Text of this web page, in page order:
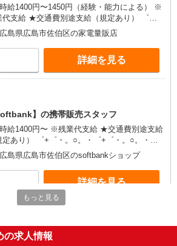
時給1400円〜1450円（経験・能力による） ※
支給 ★交通費別途支給（規定あり） ゜
。○。・゜+゜・。○。・゜+゜ 入社祝い金10
定有) お友達を紹介頂くと, インセンテ
有) ★月2回払い・週払い可能（規程
★ ゜・。○。・゜+゜・。○。・゜+゜
広島県広島市佐伯区の家電量販店
詳細を見る
】の携帯販売スタッフ
時給1400円〜 ※残業代支給 ★交通費別途支給
゜+゜・。○。・゜+゜・。○。・゜
社祝い金10万円支給(規定有) お友達を紹介
, インセンティブ支給(規定有) ★月2回払
週払い可能（規程有）★ ゜・。○。・゜
。○。・゜+゜
広島県広島市佐伯区のsoftbankショップ
詳細を見る
】人気機種に詳しくなれる携帯販
もっと見る
の求人情報